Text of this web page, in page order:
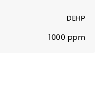
DEHP
1000 ppm